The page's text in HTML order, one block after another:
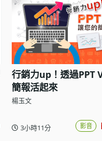
行銷力up！透過PPT
簡報活起來
楊玉文
3小時11分 影音